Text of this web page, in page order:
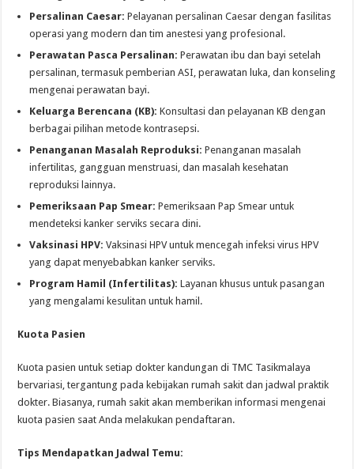
Persalinan Caesar: Pelayanan persalinan Caesar dengan fasilitas
operasi yang modern dan tim anestesi yang profesional.
Perawatan Pasca Persalinan: Perawatan ibu dan bayi setelah
persalinan, termasuk pemberian ASI, perawatan luka, dan konseling
mengenai perawatan bayi.
Keluarga Berencana (KB): Konsultasi dan pelayanan KB dengan
berbagai pilihan metode kontrasepsi.
Penanganan Masalah Reproduksi: Penanganan masalah
infertilitas, gangguan menstruasi, dan masalah kesehatan
reproduksi lainnya.
Pemeriksaan Pap Smear: Pemeriksaan Pap Smear untuk
mendeteksi kanker serviks secara dini.
Vaksinasi HPV: Vaksinasi HPV untuk mencegah infeksi virus HPV
yang dapat menyebabkan kanker serviks.
Program Hamil (Infertilitas): Layanan khusus untuk pasangan
yang mengalami kesulitan untuk hamil.
Kuota Pasien
Kuota pasien untuk setiap dokter kandungan di TMC Tasikmalaya
bervariasi, tergantung pada kebijakan rumah sakit dan jadwal praktik
dokter. Biasanya, rumah sakit akan memberikan informasi mengenai
kuota pasien saat Anda melakukan pendaftaran.
Tips Mendapatkan Jadwal Temu: